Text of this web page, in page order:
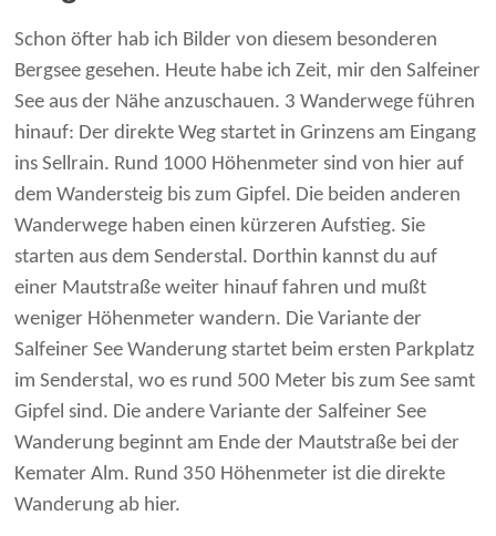
Schon öfter hab ich Bilder von diesem besonderen
Bergsee gesehen. Heute habe ich Zeit, mir den Salfeiner
See aus der Nähe anzuschauen. 3 Wanderwege führen
hinauf: Der direkte Weg startet in Grinzens am Eingang
ins Sellrain. Rund 1000 Höhenmeter sind von hier auf
dem Wandersteig bis zum Gipfel. Die beiden anderen
Wanderwege haben einen kürzeren Aufstieg. Sie
starten aus dem Senderstal. Dorthin kannst du auf
einer Mautstraße weiter hinauf fahren und mußt
weniger Höhenmeter wandern. Die Variante der
Salfeiner See Wanderung startet beim ersten Parkplatz
im Senderstal, wo es rund 500 Meter bis zum See samt
Gipfel sind. Die andere Variante der Salfeiner See
Wanderung beginnt am Ende der Mautstraße bei der
Kemater Alm. Rund 350 Höhenmeter ist die direkte
Wanderung ab hier.